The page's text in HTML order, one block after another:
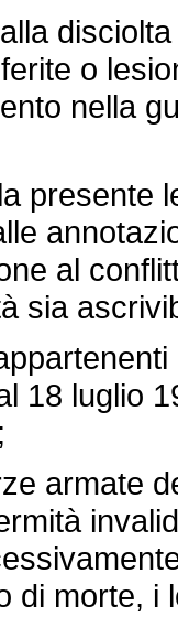
disciolta
o
nella
al
sia
18 luglio
armate
di morte, i